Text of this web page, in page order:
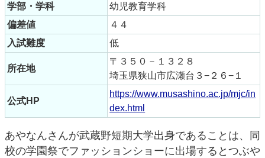
学部・学科
幼児教育学科
偏差値
４４
入試難度
低
所在地
〒３５０－１３２８
埼玉県狭山市広瀬台３−２６−１
公式HP
https://www.musashino.ac.jp/mjc/in
dex.html
あやなんさんが武蔵野短期大学出身であることは、同
校の学園祭でファッションショーに出場するとつぶや